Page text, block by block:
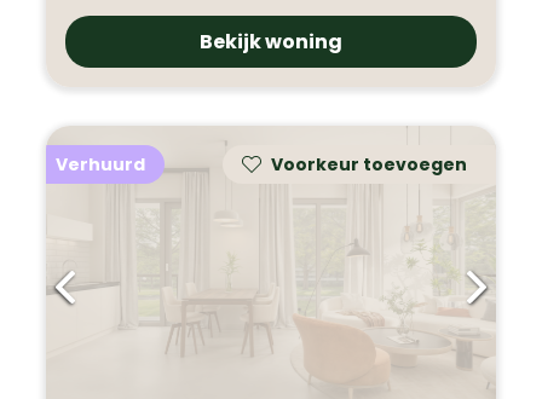
Bekijk woning
Voorkeur toevoegen
Verhuurd